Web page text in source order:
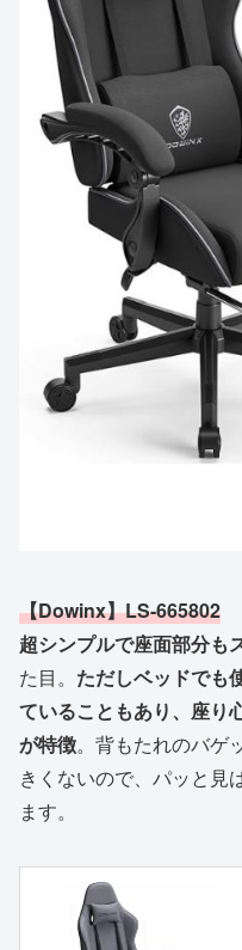
【Dowinx】LS-665802
超シンプルで座面部分も
た目。 ただしベッドでも
ていることもあり、座り
が特徴。背もたれのバゲ
きくないので、パッと見
ます。